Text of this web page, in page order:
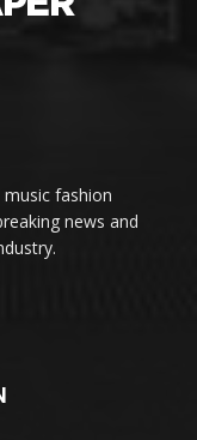
fashion
news and